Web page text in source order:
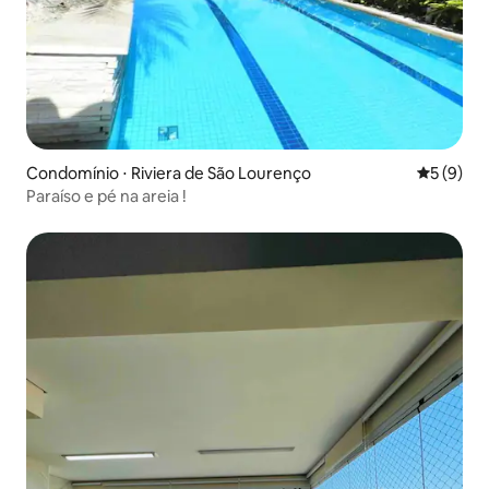
Condomínio ⋅ Riviera de São Lourenço 5 de
5 (9)
Paraíso e pé na areia !